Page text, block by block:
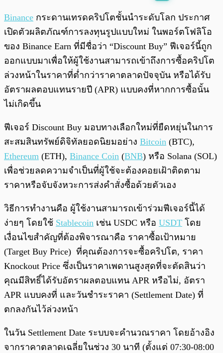
Binance กระดานเทรดคริปโตชั้นนำระดับโลก ประกาศ
เปิดตัวผลิตภัณฑ์การลงทุนรูปแบบใหม่ ในพอร์ตโฟลิโอ
ของ Binance Earn ที่มีชื่อว่า “Discount Buy” ฟีเจอร์นี้ถูก
ออกแบบมาเพื่อให้ผู้ใช้งานสามารถเข้าถึงการซื้อคริปโต
ล่วงหน้าในราคาที่ต่ำกว่าราคาตลาดปัจจุบัน หรือได้รับ
อัตราผลตอบแทนรายปี (APR) แบบคงที่หากการซื้อนั้น
ไม่เกิดขึ้น
ฟีเจอร์ Discount Buy มอบทางเลือกใหม่ที่ยืดหยุ่นในการ
สะสมสินทรัพย์ดิจิทัลยอดนิยมอย่าง Bitcoin (BTC),
Ethereum (ETH), Binance Coin (BNB) หรือ Solana (SOL)
เพื่อช่วยลดความจำเป็นที่ผู้ใช้จะต้องคอยเฝ้าติดตาม
ราคาหรือจับจังหวะการส่งคำสั่งซื้อด้วยตัวเอง
วิธีการทำงานคือ ผู้ใช้งานสามารถเข้าร่วมฟีเจอร์นี้ได้
ง่ายๆ โดยใช้ Stablecoin เช่น USDC หรือ USDT โดย
เงื่อนไขสำคัญที่ต้องพิจารณาคือ ราคาซื้อเป้าหมาย
(Target Buy Price) ที่คุณต้องการจะซื้อคริปโต, ราคา
Knockout Price ซึ่งเป็นราคาเพดานสูงสุดที่จะตัดสินว่า
คุณมีสิทธิ์ได้รับอัตราผลตอบแทน APR หรือไม่, อัตรา
APR แบบคงที่ และวันชำระราคา (Settlement Date) ที่
ตกลงกันไว้ล่วงหน้า
ในวัน Settlement Date ระบบจะคำนวณราคา โดยอ้างอิง
จากราคาตลาดเฉลี่ยในช่วง 30 นาที (ตั้งแต่ 07:30-08:00